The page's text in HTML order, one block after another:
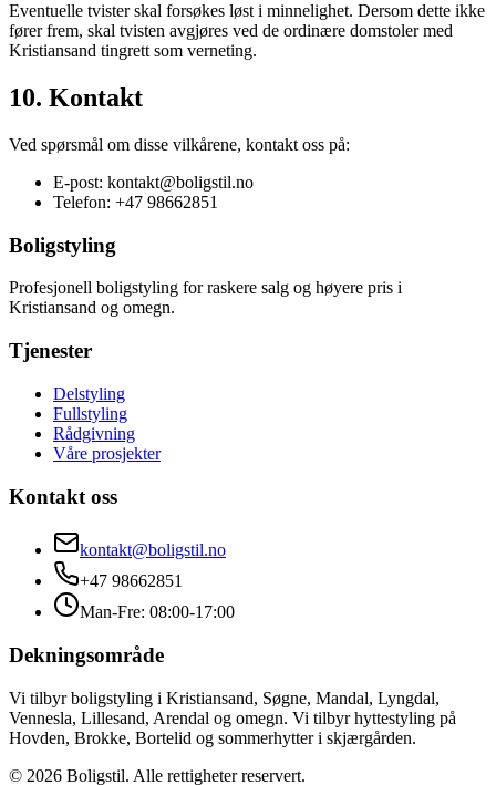
Eventuelle tvister skal forsøkes løst i minnelighet. Dersom dette ikke
fører frem, skal tvisten avgjøres ved de ordinære domstoler med
Kristiansand tingrett som verneting.
10. Kontakt
Ved spørsmål om disse vilkårene, kontakt oss på:
E-post: kontakt@boligstil.no
Telefon: +47 98662851
Boligstyling
Profesjonell boligstyling for raskere salg og høyere pris i
Kristiansand og omegn.
Tjenester
Delstyling
Fullstyling
Rådgivning
Våre prosjekter
Kontakt oss
kontakt@boligstil.no
+47 98662851
Man-Fre: 08:00-17:00
Dekningsområde
Vi tilbyr boligstyling i Kristiansand, Søgne, Mandal, Lyngdal,
Vennesla, Lillesand, Arendal og omegn. Vi tilbyr hyttestyling på
Hovden, Brokke, Bortelid og sommerhytter i skjærgården.
© 2026 Boligstil. Alle rettigheter reservert.